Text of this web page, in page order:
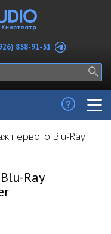
858-91-51
первого Blu-Ray
Ray